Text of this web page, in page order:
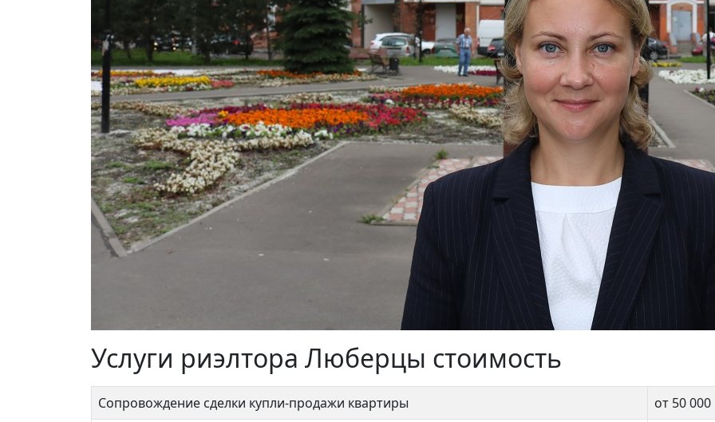
Услуги риэлтора Люберцы стоимость
Сопровождение сделки купли-продажи квартиры
от 50 000
Октябрьский, Школьная